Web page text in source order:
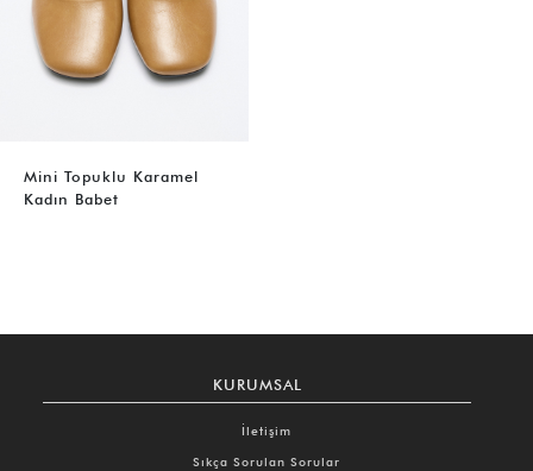
Mini Topuklu Karamel
Kadın Babet
KURUMSAL
İletişim
Sıkça Sorulan Sorular